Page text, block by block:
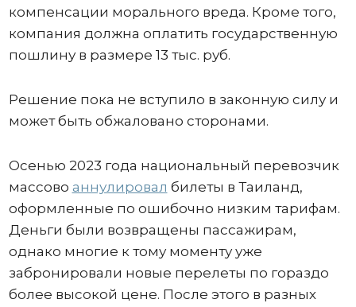
компенсации морального вреда. Кроме того,
компания должна оплатить государственную
пошлину в размере 13 тыс. руб.
Решение пока не вступило в законную силу и
может быть обжаловано сторонами.
Осенью 2023 года национальный перевозчик
массово аннулировал билеты в Таиланд,
оформленные по ошибочно низким тарифам.
Деньги были возвращены пассажирам,
однако многие к тому моменту уже
забронировали новые перелеты по гораздо
более высокой цене. После этого в разных